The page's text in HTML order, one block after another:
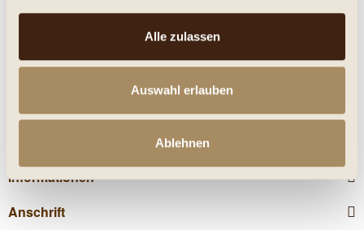
Alle zulassen
Auswahl erlauben
Ablehnen
Nährwerte
Kunden haben sich ebenfalls angesehen
Informationen
Anschrift